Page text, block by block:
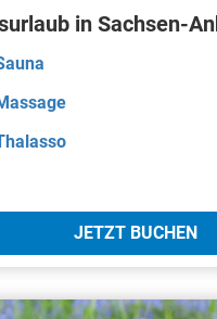
in Sachsen-
JETZT BUCHEN